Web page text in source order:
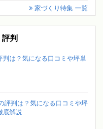
家づくり特集 一覧
判
判は？気になる口コミや坪単
評判は？気になる口コミや坪
底解説